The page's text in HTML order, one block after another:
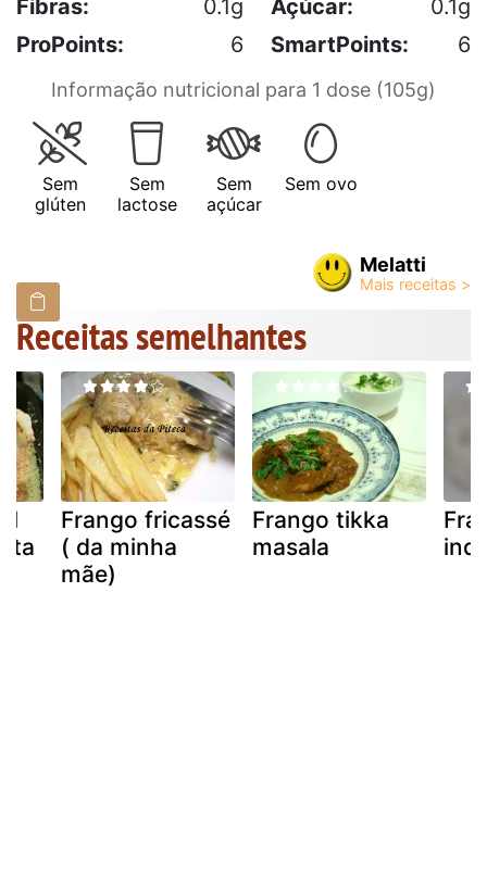
Fibras:
0.1g Açúcar:
0.1g
ProPoints:
6 SmartPoints: 6
Informação nutricional para 1 dose (105g)
Sem
glúten
Sem
lactose
Sem
açúcar
Sem ovo
Melatti
Receitas semelhantes
Frango fricassé
( da minha
mãe)
Frango tikka
masala